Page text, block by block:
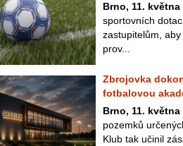
Brno, 11. května
sportovních
zastupitelům,
prov...
Zbrojovka
fotbalovou
Brno, 11. května
pozemků
Klub tak učinil